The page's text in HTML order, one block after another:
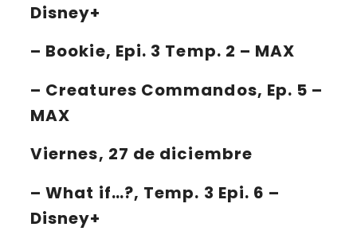
Disney+
– Bookie, Epi. 3 Temp. 2 – MAX
– Creatures Commandos, Ep. 5 –
MAX
Viernes, 27 de diciembre
–What if…?, Temp. 3 Epi. 6 –
Disney+